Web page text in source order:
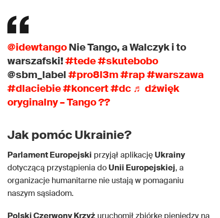
@idewtangoNie Tango, a Walczyk i to
warszafski!#tede#skutebobo
@sbm_label#pro8l3m#rap#warszawa
#dlaciebie#koncert#dc ♬ dźwięk
oryginalny – Tango ??
Jak pomóc Ukrainie?
Parlament Europejski przyjął aplikacjęUkrainy
dotyczącą przystąpienia doUnii Europejskiej, a
organizacje humanitarne nie ustają w pomaganiu
naszym sąsiadom.